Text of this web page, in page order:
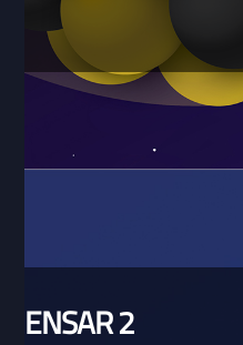
ENSAR 2